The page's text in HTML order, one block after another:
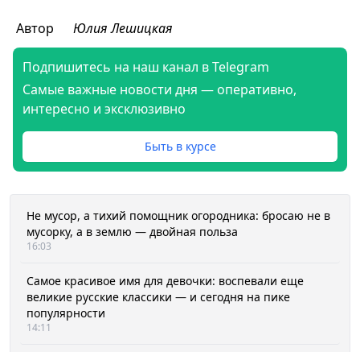
Автор Юлия Лешицкая
Подпишитесь на наш канал в Telegram
Самые важные новости дня — оперативно,
интересно и эксклюзивно
Быть в курсе
Не мусор, а тихий помощник огородника: бросаю не в
мусорку, а в землю — двойная польза
16:03
Самое красивое имя для девочки: воспевали еще
великие русские классики — и сегодня на пике
популярности
14:11